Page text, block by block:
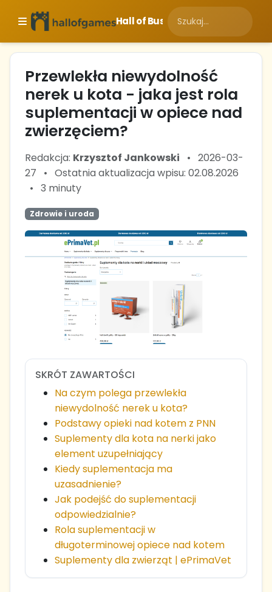
Hall of Business
Przewlekła niewydolność
nerek u kota - jaka jest rola
suplementacji w opiece nad
zwierzęciem?
Redakcja: Krzysztof Jankowski • 2026-03-
27
• Ostatnia aktualizacja wpisu: 02.08.2026
• 3 minuty
Zdrowie i uroda
SKRÓT ZAWARTOŚCI
Na czym polega przewlekła
niewydolność nerek u kota?
Podstawy opieki nad kotem z PNN
Suplementy dla kota na nerki jako
element uzupełniający
Kiedy suplementacja ma
uzasadnienie?
Jak podejść do suplementacji
odpowiedzialnie?
Rola suplementacji w
długoterminowej opiece nad kotem
Suplementy dla zwierząt | ePrimaVet